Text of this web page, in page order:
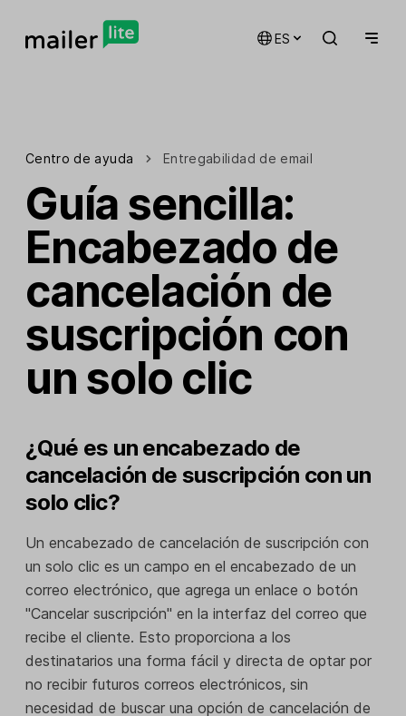
ES
Centro de ayuda Entregabilidad de email
Guía sencilla:
Encabezado de
cancelación de
suscripción con
un solo clic
¿Qué es un encabezado de
cancelación de suscripción con un
solo clic?
Un encabezado de cancelación de suscripción con
un solo clic es un campo en el encabezado de un
correo electrónico, que agrega un enlace o botón
"Cancelar suscripción" en la interfaz del correo que
recibe el cliente. Esto proporciona a los
destinatarios una forma fácil y directa de optar por
no recibir futuros correos electrónicos, sin
necesidad de buscar una opción de cancelación de